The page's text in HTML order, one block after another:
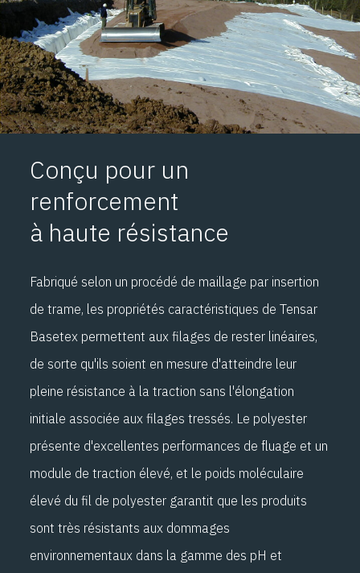
Conçu pour un
renforcement
à haute résistance
Fabriqué selon un procédé de maillage par insertion
de trame, les propriétés caractéristiques de Tensar
Basetex permettent aux filages de rester linéaires,
de sorte qu'ils soient en mesure d'atteindre leur
pleine résistance à la traction sans l'élongation
initiale associée aux filages tressés. Le polyester
présente d'excellentes performances de fluage et un
module de traction élevé, et le poids moléculaire
élevé du fil de polyester garantit que les produits
sont très résistants aux dommages
environnementaux dans la gamme des pH et